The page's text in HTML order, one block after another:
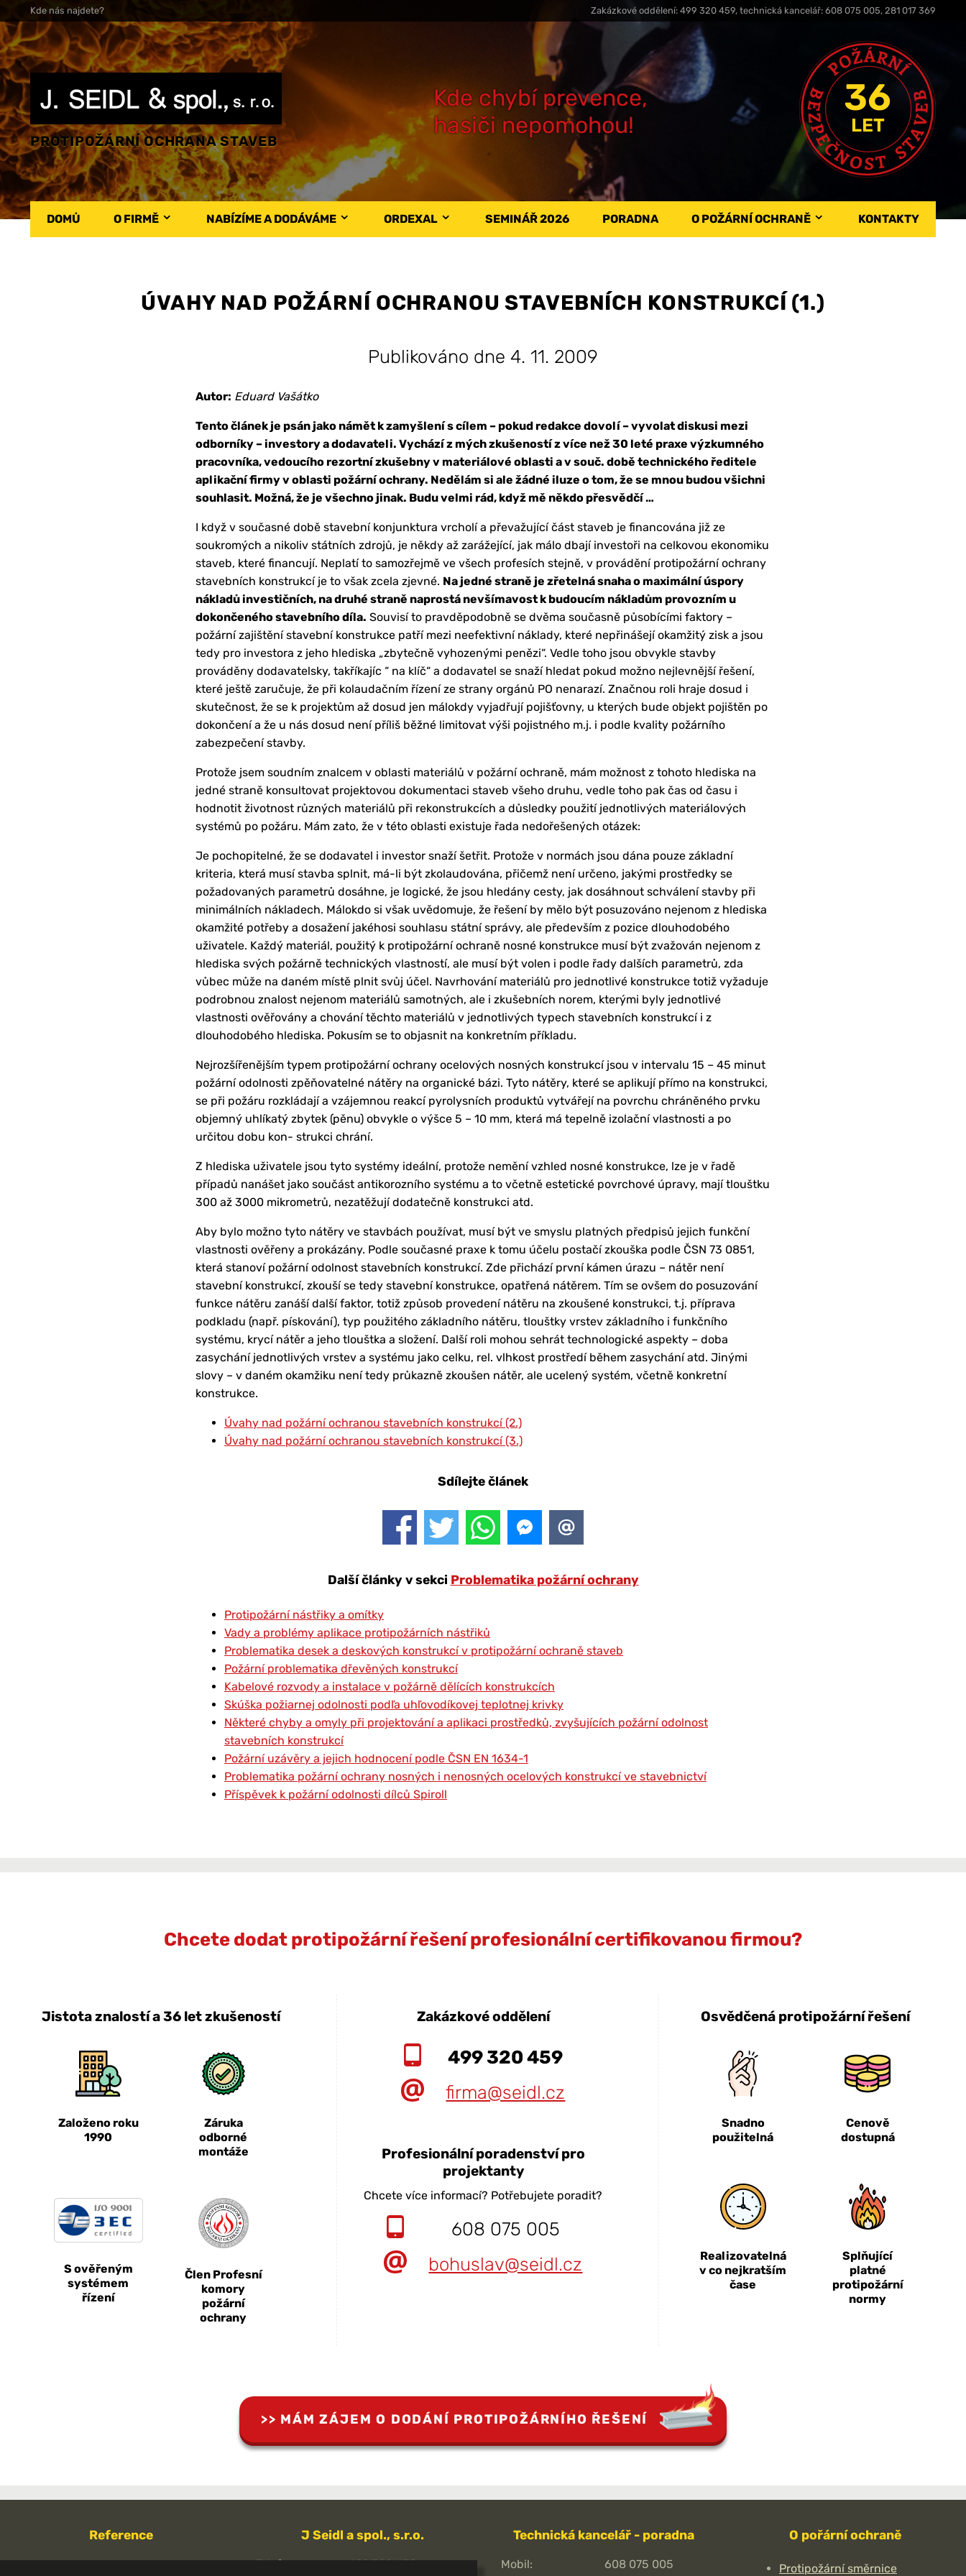
Kde nás najdete? Zakázkové oddělení: 499 320 459, technická kancelář: 608 075 005, 281 017 369
PROTIPOŽÁRNÍ OCHRANA STAVEB
Kde chybí prevence,
hasiči nepomohou!
36
LET
DOMŮ O FIRMĚ NABÍZÍME A DODÁVÁME ORDEXAL SEMINÁŘ 2026 PORADNA O POŽÁRNÍ OCHRANĚ KONTAKTY
ÚVAHY NAD POŽÁRNÍ OCHRANOU STAVEBNÍCH KONSTRUKCÍ (1.)
Publikováno dne 4. 11. 2009
Autor: Eduard Vašátko
Tento článek je psán jako námět k zamyšlení s cílem – pokud redakce dovolí – vyvolat diskusi mezi
odborníky – investory a dodavateli. Vychází z mých zkušeností z více než 30 leté praxe výzkumného
pracovníka, vedoucího rezortní zkušebny v materiálové oblasti a v souč. době technického ředitele
aplikační firmy v oblasti požární ochrany. Nedělám si ale žádné iluze o tom, že se mnou budou všichni
souhlasit. Možná, že je všechno jinak. Budu velmi rád, když mě někdo přesvědčí …
I když v současné době stavební konjunktura vrcholí a převažující část staveb je financována již ze
soukromých a nikoliv státních zdrojů, je někdy až zarážející, jak málo dbají investoři na celkovou ekonomiku
staveb, které financují. Neplatí to samozřejmě ve všech profesích stejně, v provádění protipožární ochrany
stavebních konstrukcí je to však zcela zjevné. Na jedné straně je zřetelná snaha o maximální úspory
nákladů investičních, na druhé straně naprostá nevšímavost k budoucím nákladům provozním u
dokončeného stavebního díla. Souvisí to pravděpodobně se dvěma současně působícími faktory –
požární zajištění stavební konstrukce patří mezi neefektivní náklady, které nepřinášejí okamžitý zisk a jsou
tedy pro investora z jeho hlediska „zbytečně vyhozenými penězi“. Vedle toho jsou obvykle stavby
prováděny dodavatelsky, takříkajíc “ na klíč“ a dodavatel se snaží hledat pokud možno nejlevnější řešení,
které ještě zaručuje, že při kolaudačním řízení ze strany orgánů PO nenarazí. Značnou roli hraje dosud i
skutečnost, že se k projektům až dosud jen málokdy vyjadřují pojišťovny, u kterých bude objekt pojištěn po
dokončení a že u nás dosud není příliš běžné limitovat výši pojistného m.j. i podle kvality požárního
zabezpečení stavby.
Protože jsem soudním znalcem v oblasti materiálů v požární ochraně, mám možnost z tohoto hlediska na
jedné straně konsultovat projektovou dokumentaci staveb všeho druhu, vedle toho pak čas od času i
hodnotit životnost různých materiálů při rekonstrukcích a důsledky použití jednotlivých materiálových
systémů po požáru. Mám zato, že v této oblasti existuje řada nedořešených otázek:
Je pochopitelné, že se dodavatel i investor snaží šetřit. Protože v normách jsou dána pouze základní
kriteria, která musí stavba splnit, má-li být zkolaudována, přičemž není určeno, jakými prostředky se
požadovaných parametrů dosáhne, je logické, že jsou hledány cesty, jak dosáhnout schválení stavby při
minimálních nákladech. Málokdo si však uvědomuje, že řešení by mělo být posuzováno nejenom z hlediska
okamžité potřeby a dosažení jakéhosi souhlasu státní správy, ale především z pozice dlouhodobého
uživatele. Každý materiál, použitý k protipožární ochraně nosné konstrukce musí být zvažován nejenom z
hlediska svých požárně technických vlastností, ale musí být volen i podle řady dalších parametrů, zda
vůbec může na daném místě plnit svůj účel. Navrhování materiálů pro jednotlivé konstrukce totiž vyžaduje
podrobnou znalost nejenom materiálů samotných, ale i zkušebních norem, kterými byly jednotlivé
vlastnosti ověřovány a chování těchto materiálů v jednotlivých typech stavebních konstrukcí i z
dlouhodobého hlediska. Pokusím se to objasnit na konkretním příkladu.
Nejrozšířenějším typem protipožární ochrany ocelových nosných konstrukcí jsou v intervalu 15 – 45 minut
požární odolnosti zpěňovatelné nátěry na organické bázi. Tyto nátěry, které se aplikují přímo na konstrukci,
se při požáru rozkládají a vzájemnou reakcí pyrolysních produktů vytvářejí na povrchu chráněného prvku
objemný uhlíkatý zbytek (pěnu) obvykle o výšce 5 – 10 mm, která má tepelně izolační vlastnosti a po
určitou dobu kon- strukci chrání.
Z hlediska uživatele jsou tyto systémy ideální, protože nemění vzhled nosné konstrukce, lze je v řadě
případů nanášet jako součást antikorozního systému a to včetně estetické povrchové úpravy, mají tlouštku
300 až 3000 mikrometrů, nezatěžují dodatečně konstrukci atd.
Aby bylo možno tyto nátěry ve stavbách používat, musí být ve smyslu platných předpisů jejich funkční
vlastnosti ověřeny a prokázány. Podle současné praxe k tomu účelu postačí zkouška podle ČSN 73 0851,
která stanoví požární odolnost stavebních konstrukcí. Zde přichází první kámen úrazu – nátěr není
stavební konstrukcí, zkouší se tedy stavební konstrukce, opatřená nátěrem. Tím se ovšem do posuzování
funkce nátěru zanáší další faktor, totiž způsob provedení nátěru na zkoušené konstrukci, t.j. příprava
podkladu (např. pískování), typ použitého základního nátěru, tlouštky vrstev základního i funkčního
systému, krycí nátěr a jeho tlouštka a složení. Další roli mohou sehrát technologické aspekty – doba
zasychání jednotlivých vrstev a systému jako celku, rel. vlhkost prostředí během zasychání atd. Jinými
slovy – v daném okamžiku není tedy průkazně zkoušen nátěr, ale ucelený systém, včetně konkretní
konstrukce.
Úvahy nad požární ochranou stavebních konstrukcí (2.)
Úvahy nad požární ochranou stavebních konstrukcí (3.)
Sdílejte článek
Další články v sekci Problematika požární ochrany
Protipožární nástřiky a omítky
Vady a problémy aplikace protipožárních nástřiků
Problematika desek a deskových konstrukcí v protipožární ochraně staveb
Požární problematika dřevěných konstrukcí
Kabelové rozvody a instalace v požárně dělících konstrukcích
Skúška požiarnej odolnosti podľa uhľovodíkovej teplotnej krivky
Některé chyby a omyly při projektování a aplikaci prostředků, zvyšujících požární odolnost
stavebních konstrukcí
Požární uzávěry a jejich hodnocení podle ČSN EN 1634-1
Problematika požární ochrany nosných i nenosných ocelových konstrukcí ve stavebnictví
Příspěvek k požární odolnosti dílců Spiroll
Chcete dodat protipožární řešení profesionální certifikovanou firmou?
Jistota znalostí a 36 let zkušeností
Založeno roku
1990
Záruka
odborné
montáže
S ověřeným
systémem
řízení
Člen Profesní
komory
požární
ochrany
Zakázkové oddělení
499 320 459
firma@seidl.cz
Profesionální poradenství pro
projektanty
Chcete více informací? Potřebujete poradit?
608 075 005
bohuslav@seidl.cz
Osvědčená protipožární řešení
Snadno
použitelná
Cenově
dostupná
Realizovatelná
v co nejkratším
čase
Splňující
platné
protipožární
normy
MÁM ZÁJEM O DODÁNÍ PROTIPOŽÁRNÍHO ŘEŠENÍ
Reference J Seidl a spol., s.r.o.
Telefon:
499 320 459
Technická kancelář - poradna
Mobil:
608 075 005
O pořární ochraně
Protipožární směrnice